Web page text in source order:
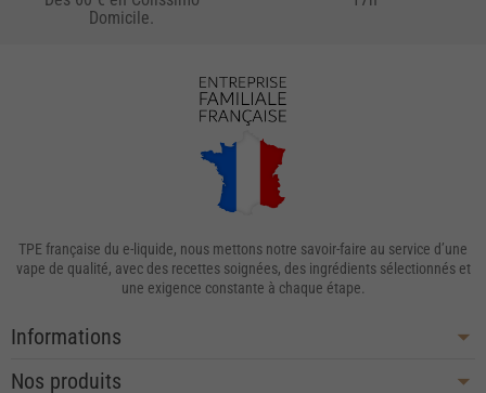
Domicile.
TPE française du e-liquide, nous mettons notre savoir-faire au service d’une
vape de qualité, avec des recettes soignées, des ingrédients sélectionnés et
une exigence constante à chaque étape.
Informations
Nos produits